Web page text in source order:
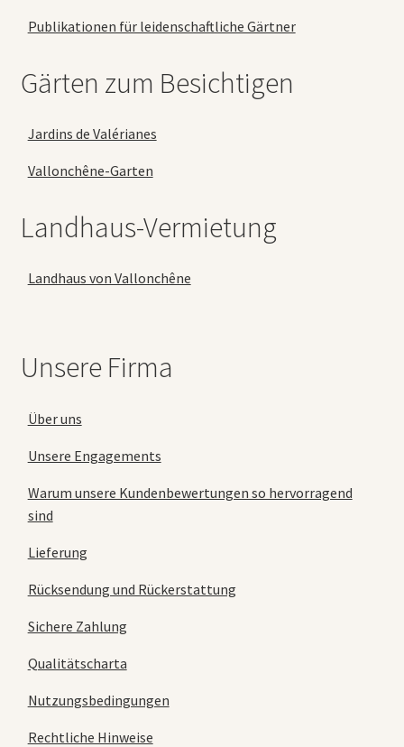
Publikationen für leidenschaftliche Gärtner
Gärten zum Besichtigen
Jardins de Valérianes
Vallonchêne-Garten
Landhaus-Vermietung
Landhaus von Vallonchêne
Unsere Firma
Über uns
Unsere Engagements
Warum unsere Kundenbewertungen so hervorragend
sind
Lieferung
Rücksendung und Rückerstattung
Sichere Zahlung
Qualitätscharta
Nutzungsbedingungen
Rechtliche Hinweise